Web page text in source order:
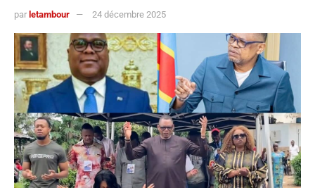
par letambour 24 décembre 2025